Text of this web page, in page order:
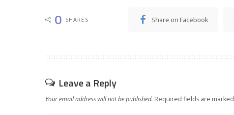
0 SHARES Share on Facebook
Leave a Reply
Your email address will not be published. Required fields are marked